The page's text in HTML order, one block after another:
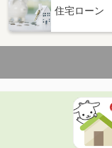
住
専有
間取
岡山県岡山市北区
価
住 所
住宅ローン